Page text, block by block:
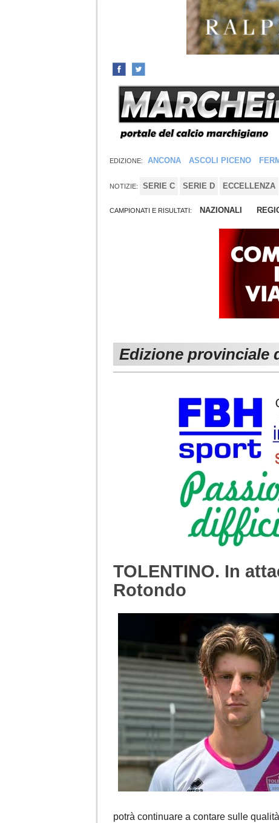
EDIZIONE: ANCONA ASCOLI PICENO
NOTIZIE: SERIE C SERIE D ECCELLENZA
CAMPIONATI E RISULTATI: NAZIONALI
Edizione provinciale
TOLENTINO. In
Rotondo
potrà continuare a contare sulle